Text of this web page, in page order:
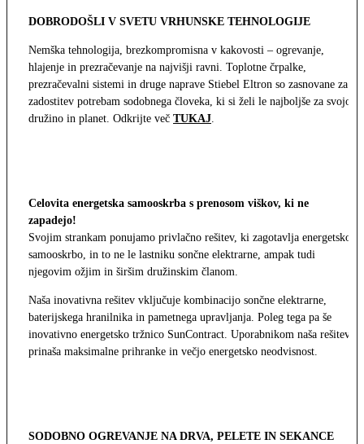
DOBRODOŠLI V SVETU VRHUNSKE TEHNOLOGIJE
Nemška tehnologija, brezkompromisna v kakovosti – ogrevanje,
hlajenje in prezračevanje na najvišji ravni. Toplotne črpalke,
prezračevalni sistemi in druge naprave Stiebel Eltron so zasnovane za
zadostitev potrebam sodobnega človeka, ki si želi le najboljše za svojo
družino in planet. Odkrijte več TUKAJ.
Celovita energetska samooskrba s prenosom viškov, ki ne
zapadejo!
Svojim strankam ponujamo privlačno rešitev, ki zagotavlja energetsko
samooskrbo, in to ne le lastniku sončne elektrarne, ampak tudi
njegovim ožjim in širšim družinskim članom.
Naša inovativna rešitev vključuje kombinacijo sončne elektrarne,
baterijskega hranilnika in pametnega upravljanja. Poleg tega pa še
inovativno energetsko tržnico SunContract. Uporabnikom naša rešitev
prinaša maksimalne prihranke in večjo energetsko neodvisnost.
SODOBNO OGREVANJE NA DRVA, PELETE IN SEKANCE